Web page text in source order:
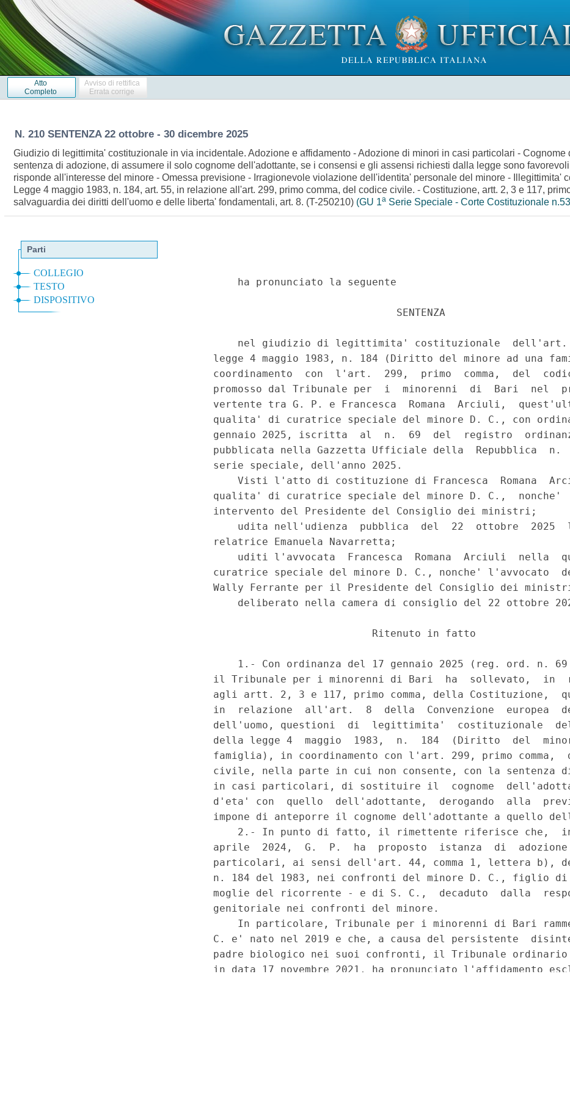
Atto
Completo
Avviso di rettifica
Errata corrige
N. 210 SENTENZA 22 ottobre - 30 dicembre 2025
Giudizio di legittimita' costituzionale in via incidentale. Adozione e affidamento - Adozione di minori in casi particolari -
sentenza di adozione, di assumere il solo cognome dell'adottante, se i consensi e gli assensi richiesti dalla legge sono
risponde all'interesse del minore - Omessa previsione - Irragionevole violazione dell'identita' personale del minore - Illegittimita'
Legge 4 maggio 1983, n. 184, art. 55, in relazione all'art. 299, primo comma, del codice civile. - Costituzione, artt. 2, 3 e 117,
salvaguardia dei diritti dell'uomo e delle liberta' fondamentali, art. 8. (T-250210) (GU 1a Serie Speciale - Corte Costituzionale